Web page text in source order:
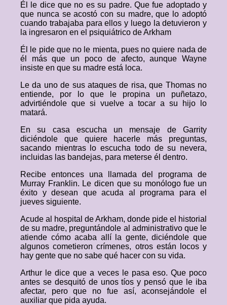
Él le dice que no es su padre. Que fue adoptado y
que nunca se acostó con su madre, que lo adoptó
cuando trabajaba para ellos y luego la detuvieron y
la ingresaron en el psiquiátrico de Arkham
Él le pide que no le mienta, pues no quiere nada de
él más que un poco de afecto, aunque Wayne
insiste en que su madre está loca.
Le da uno de sus ataques de risa, que Thomas no
entiende, por lo que le propina un puñetazo,
advirtiéndole que si vuelve a tocar a su hijo lo
matará.
En su casa escucha un mensaje de Garrity
diciéndole que quiere hacerle más preguntas,
sacando mientras lo escucha todo de su nevera,
incluidas las bandejas, para meterse él dentro.
Recibe entonces una llamada del programa de
Murray Franklin. Le dicen que su monólogo fue un
éxito y desean que acuda al programa para el
jueves siguiente.
Acude al hospital de Arkham, donde pide el historial
de su madre, preguntándole al administrativo que le
atiende cómo acaba allí la gente, diciéndole que
algunos cometieron crímenes, otros están locos y
hay gente que no sabe qué hacer con su vida.
Arthur le dice que a veces le pasa eso. Que poco
antes se desquitó de unos tíos y pensó que le iba
afectar, pero que no fue así, aconsejándole el
auxiliar que pida ayuda.